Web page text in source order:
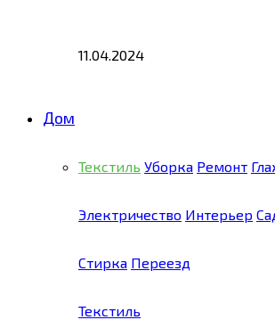
11.04.2024
Дом
Текстиль Уборка Ремонт
Электричество Интерьер
Стирка Переезд
Текстиль